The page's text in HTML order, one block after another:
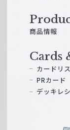
商品情報
Cards
カードリ
PRカード
デッキレ